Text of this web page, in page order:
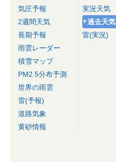
気圧予報
2週間天気
長期予報
雨雲レーダー
積雪マップ
PM2.5分布予測
世界の雨雲
雷(予報)
道路気象
黄砂情報
実況天気
過去天気
雷(実況)